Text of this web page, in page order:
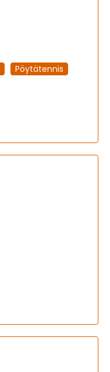
Pöytätennis